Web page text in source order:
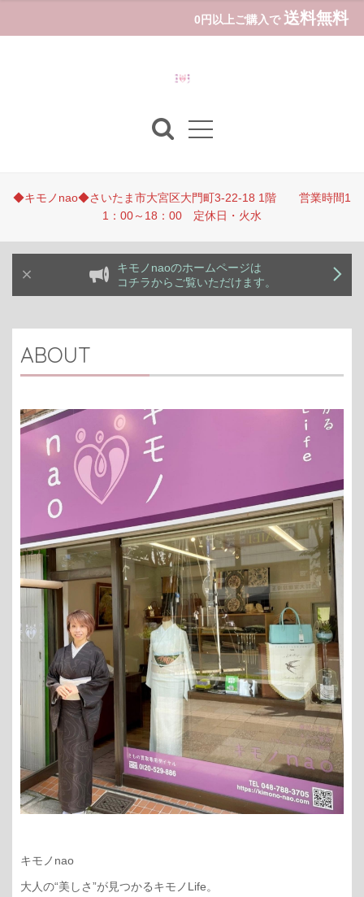
0円以上ご購入で 送料無料
◆キモノnao◆さいたま市大宮区大門町3-22-18 1階 営業時間1
1：00～18：00 定休日・火水
キモノnaoのホームページは
コチラからご覧いただけます。
ABOUT
キモノnao
大人の“美しさ”が見つかるキモノLife。